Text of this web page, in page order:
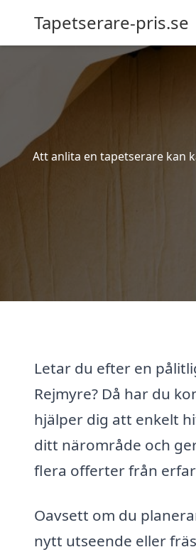
Tapetserare-pris.se
Att anlita en tapetserare kan
Letar du efter en
Rejmyre? Då har du
hjälper dig att enkelt
ditt närområde och
flera offerter från
Oavsett om du
nytt utseende eller